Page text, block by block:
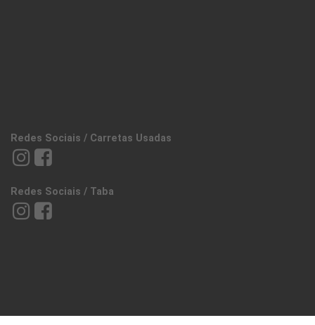
Redes Sociais / Carretas Usadas
Redes Sociais / Taba